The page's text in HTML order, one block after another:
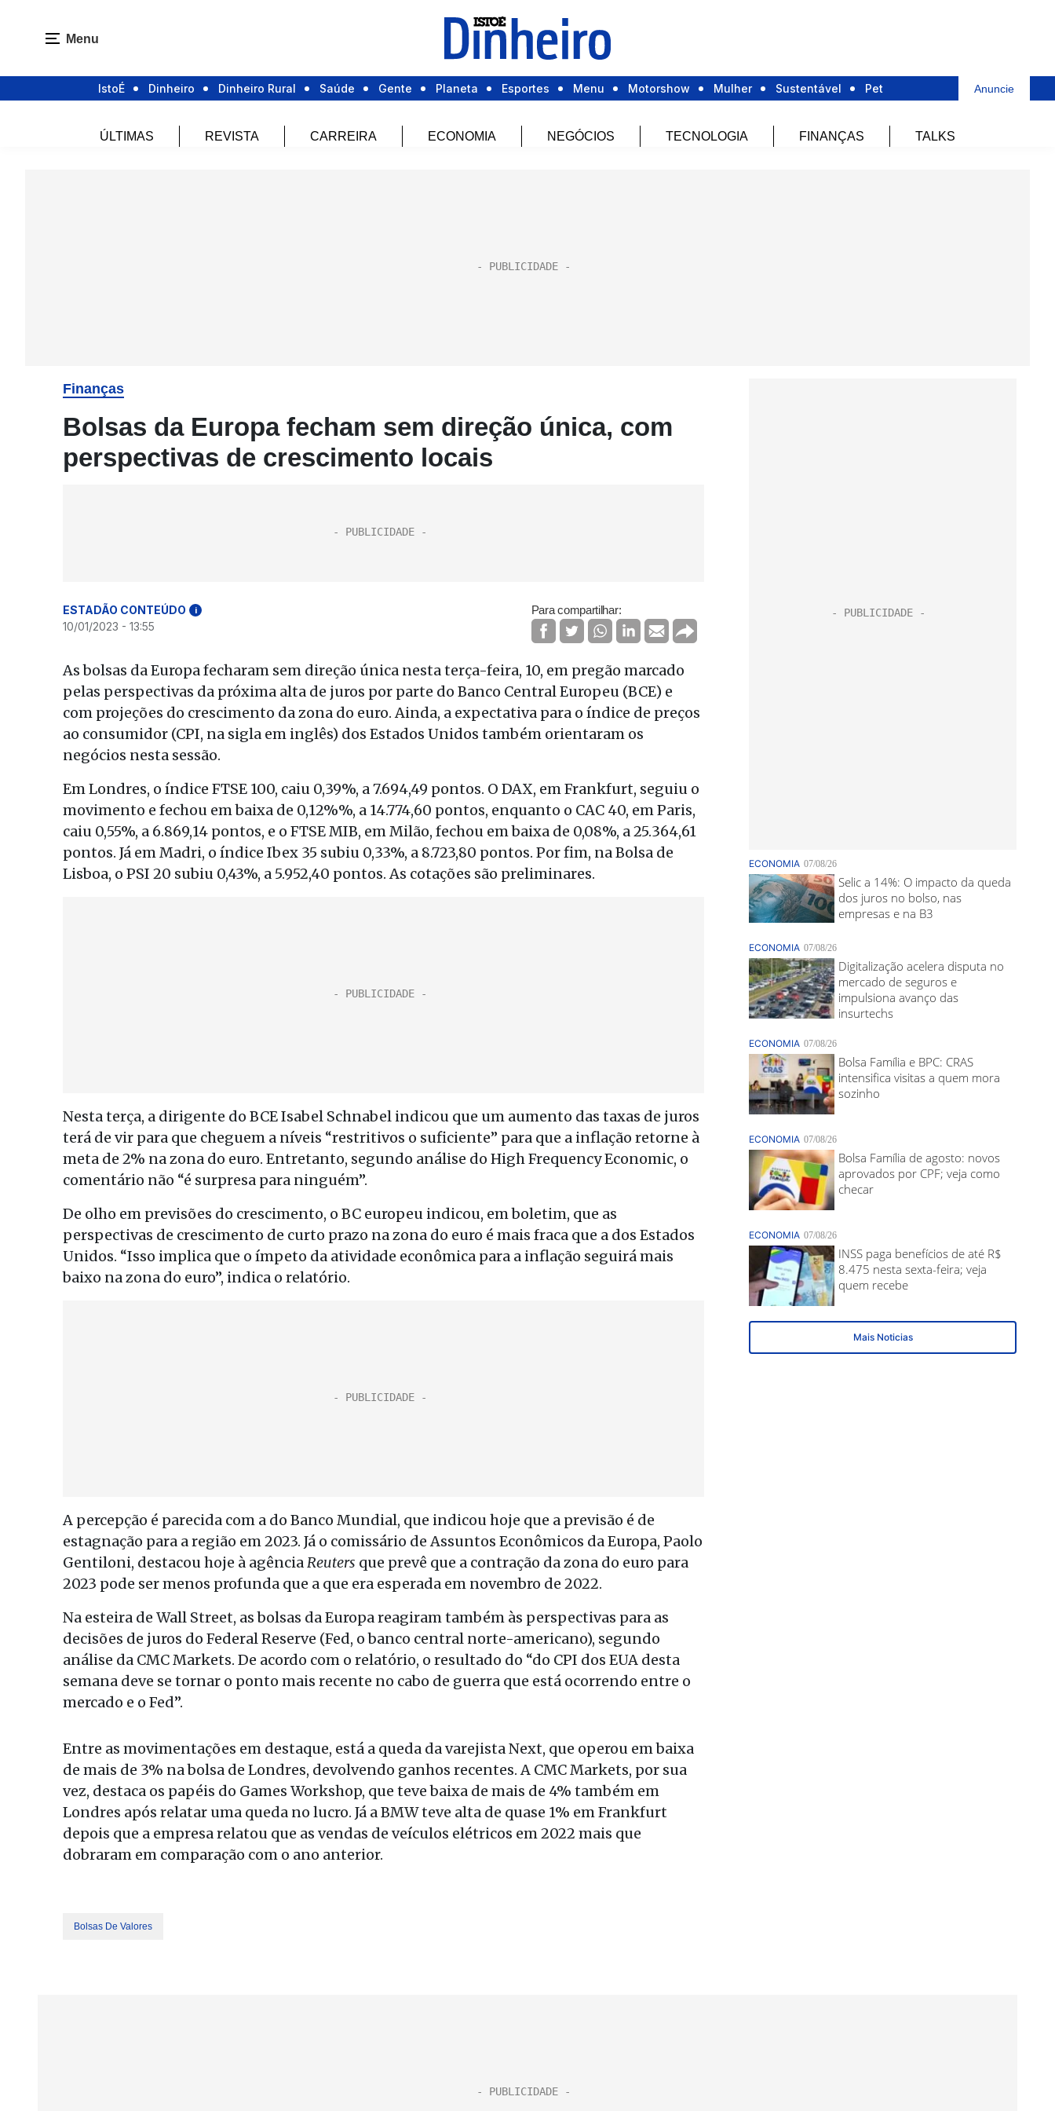
Menu
IstoÉ Dinheiro Dinheiro Rural Saúde Gente Planeta Esportes Menu Motorshow Mulher Sustentável Pet Anuncie
ÚLTIMAS REVISTA CARREIRA ECONOMIA NEGÓCIOS TECNOLOGIA FINANÇAS TALKS
Finanças
Bolsas da Europa fecham sem direção única, com
perspectivas de crescimento locais
ESTADÃO CONTEÚDO i
10/01/2023 - 13:55
Para compartilhar:
As bolsas da Europa fecharam sem direção única nesta terça-feira, 10, em pregão marcado
pelas perspectivas da próxima alta de juros por parte do Banco Central Europeu (BCE) e
com projeções do crescimento da zona do euro. Ainda, a expectativa para o índice de preços
ao consumidor (CPI, na sigla em inglês) dos Estados Unidos também orientaram os
negócios nesta sessão.
Em Londres, o índice FTSE 100, caiu 0,39%, a 7.694,49 pontos. O DAX, em Frankfurt, seguiu o
movimento e fechou em baixa de 0,12%%, a 14.774,60 pontos, enquanto o CAC 40, em Paris,
caiu 0,55%, a 6.869,14 pontos, e o FTSE MIB, em Milão, fechou em baixa de 0,08%, a 25.364,61
pontos. Já em Madri, o índice Ibex 35 subiu 0,33%, a 8.723,80 pontos. Por fim, na Bolsa de
Lisboa, o PSI 20 subiu 0,43%, a 5.952,40 pontos. As cotações são preliminares.
Nesta terça, a dirigente do BCE Isabel Schnabel indicou que um aumento das taxas de juros
terá de vir para que cheguem a níveis “restritivos o suficiente” para que a inflação retorne à
meta de 2% na zona do euro. Entretanto, segundo análise do High Frequency Economic, o
comentário não “é surpresa para ninguém”.
De olho em previsões do crescimento, o BC europeu indicou, em boletim, que as
perspectivas de crescimento de curto prazo na zona do euro é mais fraca que a dos Estados
Unidos. “Isso implica que o ímpeto da atividade econômica para a inflação seguirá mais
baixo na zona do euro”, indica o relatório.
A percepção é parecida com a do Banco Mundial, que indicou hoje que a previsão é de
estagnação para a região em 2023. Já o comissário de Assuntos Econômicos da Europa, Paolo
Gentiloni, destacou hoje à agênciaReuters que prevê que a contração da zona do euro para
2023 pode ser menos profunda que a que era esperada em novembro de 2022.
Na esteira de Wall Street, as bolsas da Europa reagiram também às perspectivas para as
decisões de juros do Federal Reserve (Fed, o banco central norte-americano), segundo
análise da CMC Markets. De acordo com o relatório, o resultado do “do CPI dos EUA desta
semana deve se tornar o ponto mais recente no cabo de guerra que está ocorrendo entre o
mercado e o Fed”.
Entre as movimentações em destaque, está a queda da varejista Next, que operou em baixa
de mais de 3% na bolsa de Londres, devolvendo ganhos recentes. A CMC Markets, por sua
vez, destaca os papéis do Games Workshop, que teve baixa de mais de 4% também em
Londres após relatar uma queda no lucro. Já a BMW teve alta de quase 1% em Frankfurt
depois que a empresa relatou que as vendas de veículos elétricos em 2022 mais que
dobraram em comparação com o ano anterior.
Bolsas De Valores